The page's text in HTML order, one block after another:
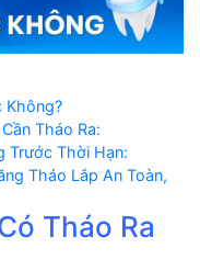
Không?
Tháo Ra:
Trước Thời Hạn:
Tháo Lắp An Toàn,
Tháo Ra